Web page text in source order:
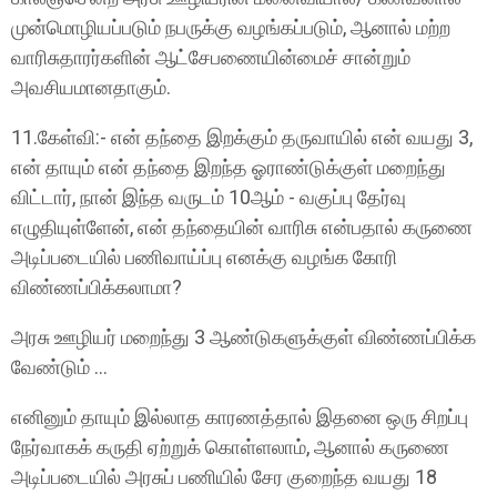
முன்மொழியப்படும் நபருக்கு வழங்கப்படும், ஆனால் மற்ற
வாரிசுதாரர்களின் ஆட்சேபணையின்மைச் சான்றும்
அவசியமானதாகும்.
11.கேள்வி:- என் தந்தை இறக்கும் தருவாயில் என் வயது 3,
என் தாயும் என் தந்தை இறந்த ஓராண்டுக்குள் மறைந்து
விட்டார், நான் இந்த வருடம் 10ஆம் - வகுப்பு தேர்வு
எழுதியுள்ளேன், என் தந்தையின் வாரிசு என்பதால் கருணை
அடிப்படையில் பணிவாய்ப்பு எனக்கு வழங்க கோரி
விண்ணப்பிக்கலாமா?
அரசு ஊழியர் மறைந்து 3 ஆண்டுகளுக்குள் விண்ணப்பிக்க
வேண்டும் ...
எனினும் தாயும் இல்லாத காரணத்தால் இதனை ஒரு சிறப்பு
நேர்வாகக் கருதி ஏற்றுக் கொள்ளலாம், ஆனால் கருணை
அடிப்படையில் அரசுப் பணியில் சேர குறைந்த வயது 18